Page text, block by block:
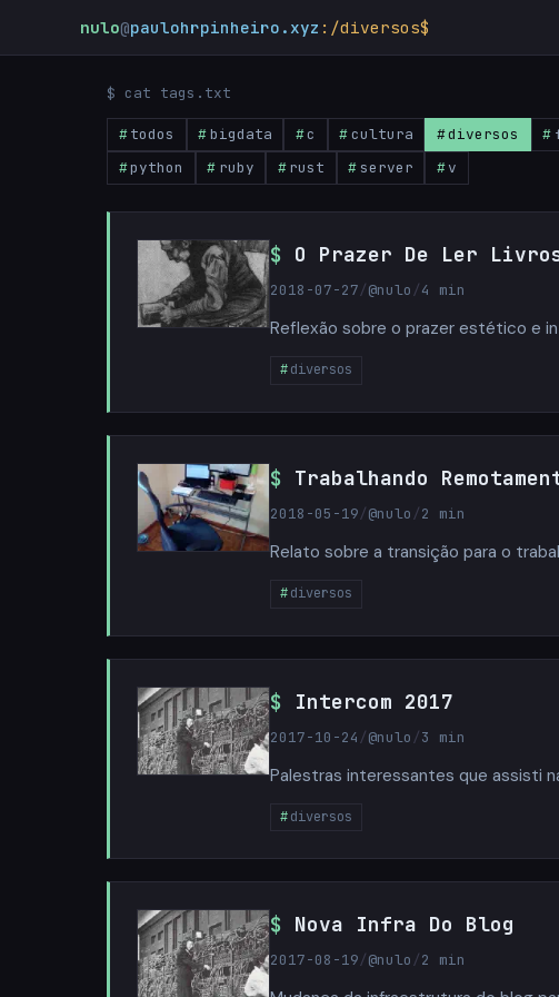
nulo@paulohrpinheiro.xyz :/diversos$
$ cat tags.txt
todos bigdata c cultura diversos
python
ruby rust server v
O Prazer De Ler
2018-07-27/@nulo /4 min
Reflexão sobre o prazer estético e
diversos
Trabalhando
2018-05-19/@nulo /2 min
Relato sobre a transição para o
diversos
Intercom 2017
2017-10-24 /@nulo /3 min
Palestras interessantes que assisti
diversos
Nova Infra Do Blog
2017-08-19/@nulo /2 min